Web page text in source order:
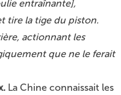
entraînante],
tire la tige du piston.
actionnant les
que ne le ferait
La Chine connaissait les